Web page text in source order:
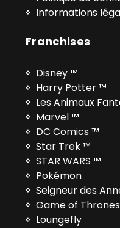
Informations
Franchises
Disney ™
Harry Potter ™
Les Animaux
Marvel ™
DC Comics ™
Star Trek ™
STAR WARS ™
Pokémon
Seigneur des
Game of Thrones
Loungefly